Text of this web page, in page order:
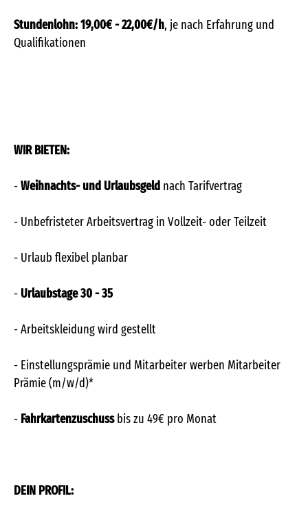
Stundenlohn: 19,00€ - 22,00€/h, je nach Erfahrung und
Qualifikationen
WIR BIETEN:
-Weihnachts- und Urlaubsgeld nach Tarifvertrag
- Unbefristeter Arbeitsvertrag in Vollzeit- oder Teilzeit
- Urlaub flexibel planbar
-Urlaubstage 30 - 35
- Arbeitskleidung wird gestellt
- Einstellungsprämie und Mitarbeiter werben Mitarbeiter
Prämie (m/w/d)*
- Fahrkartenzuschussbis zu 49€ pro Monat
DEIN PROFIL: